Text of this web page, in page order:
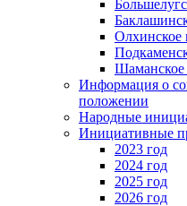
Олхинское
Шаманское
Информация о
положении
Народные
Инициативные
2023 год
2024 год
2025 год
2026 год